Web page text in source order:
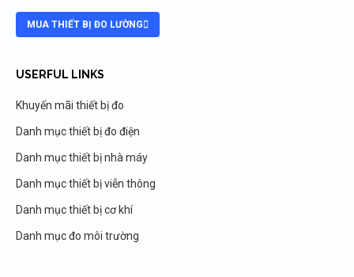
MUA THIẾT BỊ ĐO LƯỜNG
USERFUL LINKS
Khuyến mãi thiết bị đo
Danh mục thiết bị đo điện
Danh mục thiết bị nhà máy
Danh mục thiết bị viễn thông
Danh mục thiết bị cơ khí
Danh mục đo môi trường